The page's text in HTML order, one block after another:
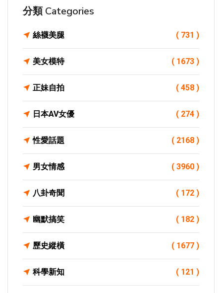
分類 Categories
絲襪美腿 ( 731 )
美女模特 ( 1673 )
正妹自拍 ( 458 )
日本AV女優 ( 274 )
性愛話題 ( 2168 )
男女情感 ( 3960 )
八卦奇聞 ( 172 )
幽默搞笑 ( 182 )
歷史縱橫 ( 1677 )
科學新知 ( 121 )